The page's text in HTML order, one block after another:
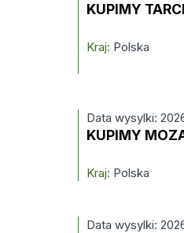
KUPIMY
Kraj: Polska
Data wysylki:
KUPIMY
Kraj: Polska
Data wysylki: